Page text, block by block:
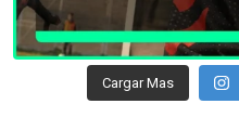
Cargar Mas